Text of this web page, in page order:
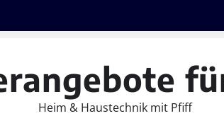
Heim & Haustechnik mit Pfiff